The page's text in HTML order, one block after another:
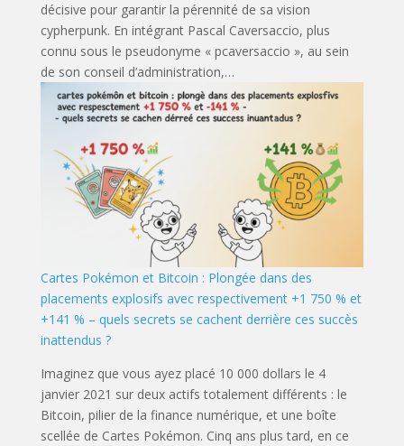
décisive pour garantir la pérennité de sa vision
cypherpunk. En intégrant Pascal Caversaccio, plus
connu sous le pseudonyme « pcaversaccio », au sein
de son conseil d’administration,…
Cartes Pokémon et Bitcoin : Plongée dans des
placements explosifs avec respectivement +1 750 % et
+141 % – quels secrets se cachent derrière ces succès
inattendus ?
Imaginez que vous ayez placé 10 000 dollars le 4
janvier 2021 sur deux actifs totalement différents : le
Bitcoin, pilier de la finance numérique, et une boîte
scellée de Cartes Pokémon. Cinq ans plus tard, en ce